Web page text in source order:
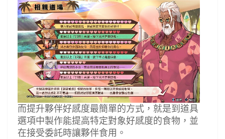
而提升夥伴好感度最簡單的方式，就是到道具
選項中製作能提高特定對象好感度的食物，並
在接受委託時讓夥伴食用。